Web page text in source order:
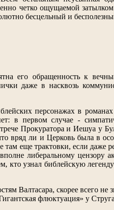
четко ощущаемой
бесцельный и
его обращенность к
даже в насквозь
персонажах в
в первом случае -
Прокуратора и Иешуа у
вряд ли и Церковь была в
там еще трактовки, если
либеральному цензору
кто узнал библейскую
Валтасара, скорее всего
флюктуация» у